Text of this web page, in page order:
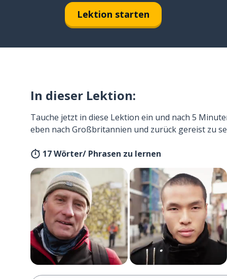
Lektion starten
In dieser Lektion:
Tauche jetzt in diese Lektion ein und nach 5
eben nach Großbritannien und zurück gereist zu
17 Wörter/ Phrasen zu lernen